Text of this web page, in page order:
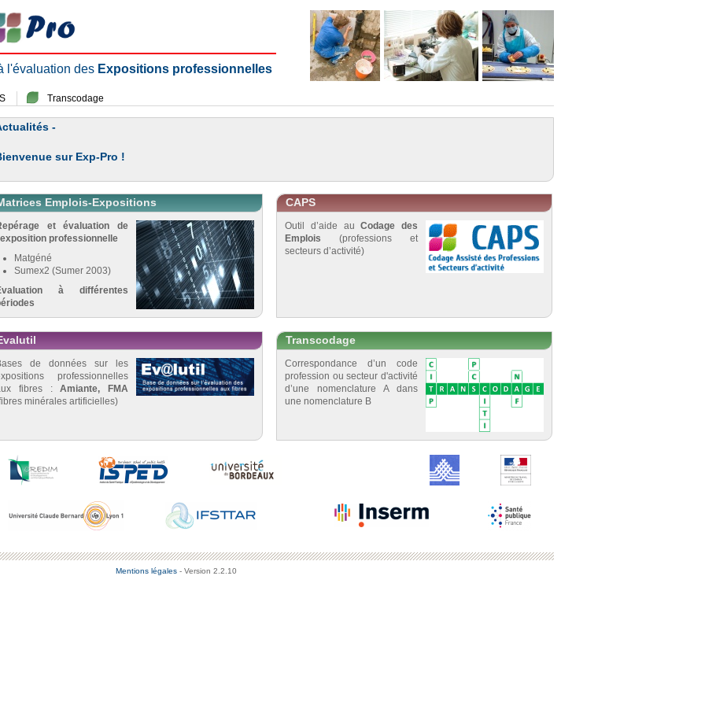
l'évaluation des Expositions professionnelles
Transcodage
-
sur Exp-Pro !
Emplois-Expositions
et évaluation de
professionnelle
Matgéné
Sumex2 (Sumer 2003)
à différentes
CAPS
Outil d’aide auCodage des
Emplois (professions et
secteurs d’activité)
de données sur les
professionnelles
fibres :Amiante, FMA
minérales artificielles)
Transcodage
Correspondance d’un code
profession ou secteur d'activité
d’une nomenclature A dans
une nomenclature B
Mentions légales - Version 2.2.10